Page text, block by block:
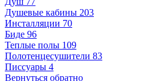
Душевые кабины 203
Инсталляции 70
Биде 96
Теплые полы 109
Полотенцесушители 83
Писсуары 4
Вернуться обратно